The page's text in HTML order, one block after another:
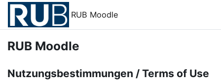
Zum Hauptinhalt
RUB Moodle
RUB Moodle
Nutzungsbestimmungen / Terms of Use